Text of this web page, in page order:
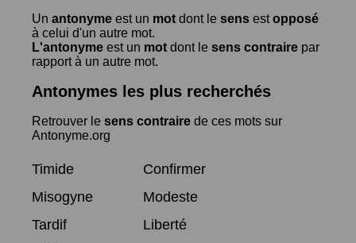
Un antonyme est un mot dont le sens estopposé
à celui d'un autre mot.
L'antonyme est un mot dont le sens contraire par
rapport à un autre mot.
Antonymes les plus recherchés
Retrouver le sens contraire de ces mots sur
Antonyme.org
Timide
Confirmer
Misogyne
Modeste
Tardif
Liberté